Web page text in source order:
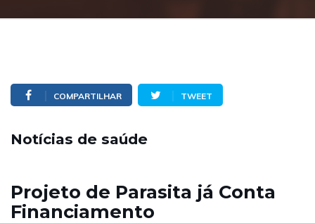
COMPARTILHAR TWEET
Notícias de saúde
Projeto de Parasita já Conta
Financiamento